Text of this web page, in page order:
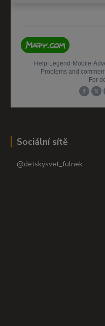
Sociální sítě
@detskysvet_fulnek